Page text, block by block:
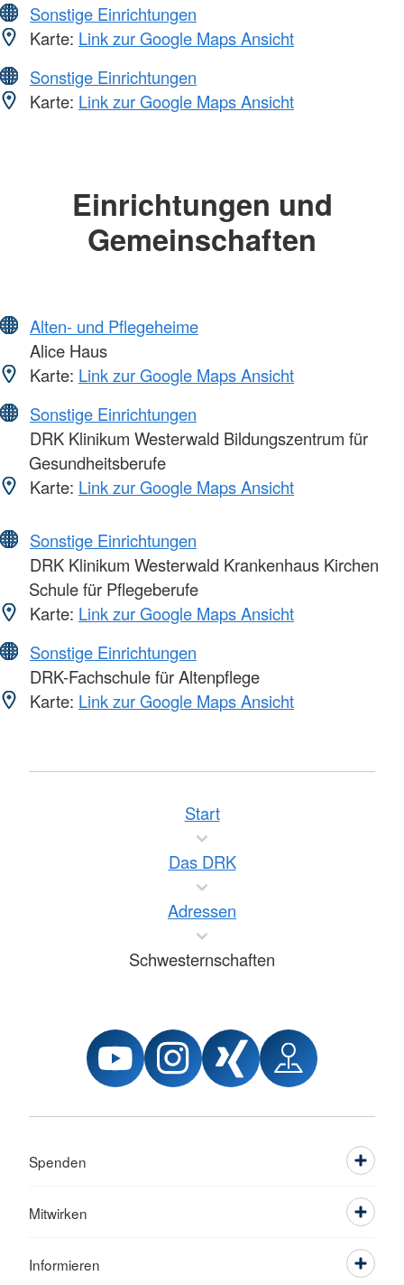
Sonstige Einrichtungen
Karte: Link zur Google Maps Ansicht
Sonstige Einrichtungen
Karte: Link zur Google Maps Ansicht
Einrichtungen und
Gemeinschaften
Alten- und Pflegeheime
Alice Haus
Karte: Link zur Google Maps Ansicht
Sonstige Einrichtungen
DRK Klinikum Westerwald Bildungszentrum für
Gesundheitsberufe
Karte: Link zur Google Maps Ansicht
Sonstige Einrichtungen
DRK Klinikum Westerwald Krankenhaus Kirchen
Schule für Pflegeberufe
Karte: Link zur Google Maps Ansicht
Sonstige Einrichtungen
DRK-Fachschule für Altenpflege
Karte: Link zur Google Maps Ansicht
Start
Das DRK
Adressen
Schwesternschaften
Spenden
Mitwirken
Informieren